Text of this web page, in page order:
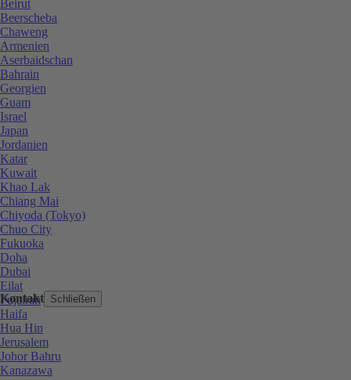
Kontakt Schließen
Beirut
Beerscheba
Chaweng
Armenien
Aserbaidschan
Bahrain
Georgien
Guam
Israel
Japan
Jordanien
Katar
Kuwait
Khao Lak
Chiang Mai
Chiyoda (Tokyo)
Chuo City
Fukuoka
Doha
Dubai
Eilat
Fujairah
Haifa
Hua Hin
Jerusalem
Johor Bahru
Kanazawa